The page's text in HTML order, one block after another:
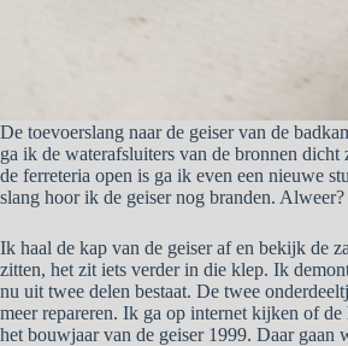
De toevoerslang naar de geiser van de
ga ik de waterafsluiters van de bronnen
de ferreteria open is ga ik even een nieuwe
slang hoor ik de geiser nog branden.
Ik haal de kap van de geiser af en bekijk de
zitten, het zit iets verder in die klep. Ik
nu uit twee delen bestaat. De twee
meer repareren. Ik ga op internet kijken of
het bouwjaar van de geiser 1999. Daar gaan